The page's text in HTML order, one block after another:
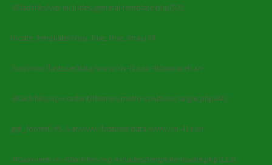
-80adxhks/wp-includes/general-template.php(92):
locate_template(Array, true, true, Array) #4
/var/www/fastuser/data/www/xn--l1a.xn--80aaxuneh.xn-
-80adxhks/wp-content/themes/metro-creativex/single.php(44):
get_footer() #5 /var/www/fastuser/data/www/xn--l1a.xn-
-80aaxuneh.xn--80adxhks/wp-includes/template-loader.php(113):